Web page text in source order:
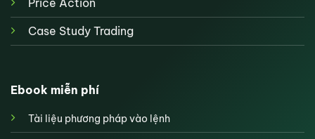
Price Action
Case Study Trading
Ebook miễn phí
Tài liệu phương pháp vào lệnh